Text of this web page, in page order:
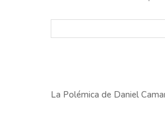
La Polémica de Daniel